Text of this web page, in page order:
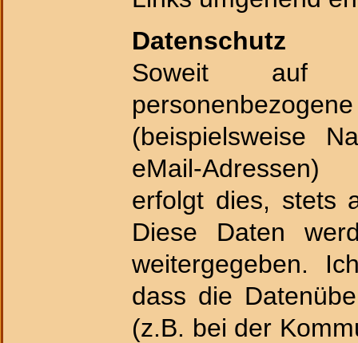
Datenschutz
Soweit auf
(beispielsweise
eMail-
erfolgt dies, stets
Diese Daten
weitergegeben.
dass die
(z.B. bei der